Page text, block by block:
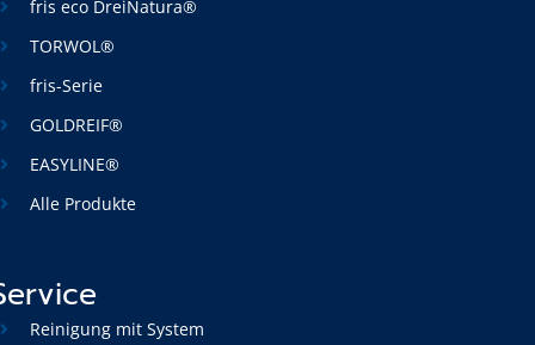
fris eco DreiNatura®
TORWOL®
fris-Serie
GOLDREIF®
EASYLINE®
Alle Produkte
Reinigung mit System